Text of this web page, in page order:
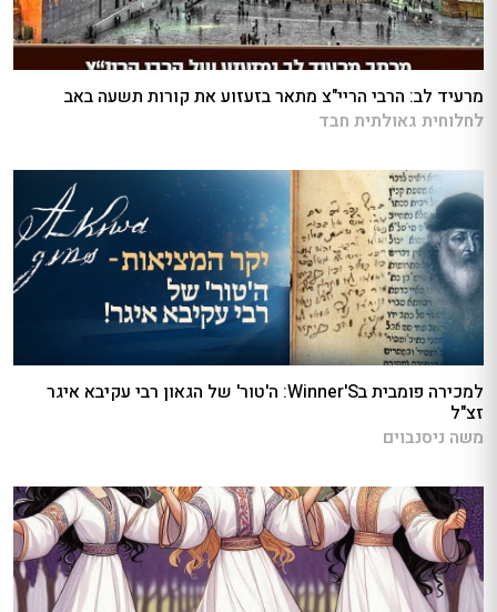
מרעיד לב: הרבי הריי"צ מתאר בזעזוע את קורות תשעה באב
לחלוחית גאולתית חבד
למכירה פומבית בWinner'S: ה'טור' של הגאון רבי עקיבא איגר
זצ"ל
משה ניסנבוים